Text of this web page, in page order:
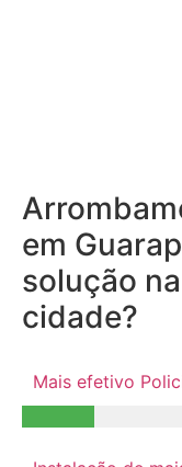
em
solução
cidade?
Mais efetivo